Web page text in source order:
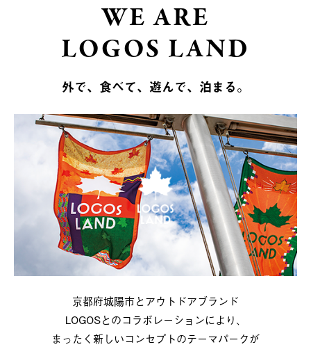
WE ARE
LOGOS LAND
外で、食べて、遊んで、泊まる。
京都府城陽市とアウトドアブランド
LOGOSとのコラボレーションにより、
まったく新しいコンセプトのテーマパークが